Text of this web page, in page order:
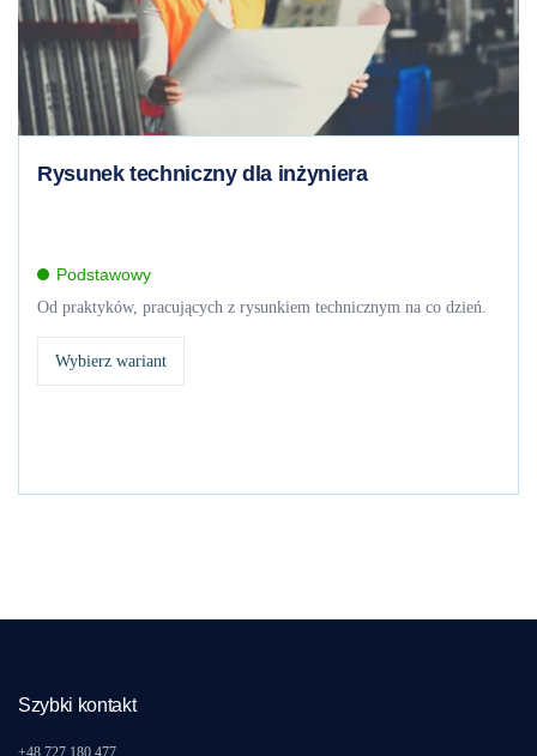
Rysunek techniczny dla inżyniera
Podstawowy
Od praktyków, pracujących z rysunkiem technicznym na co dzień.
Wybierz wariant
Szybki kontakt
+48 727 180 477